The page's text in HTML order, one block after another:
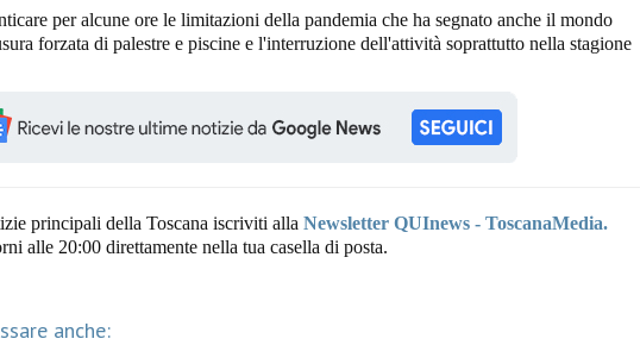
per alcune ore le limitazioni della pandemia che ha segnato anche il mondo
forzata di palestre e piscine e l'interruzione dell'attività soprattutto nella stagione
principali della Toscana iscriviti alla Newsletter QUInews - ToscanaMedia.
alle 20:00 direttamente nella tua casella di posta.
anche: